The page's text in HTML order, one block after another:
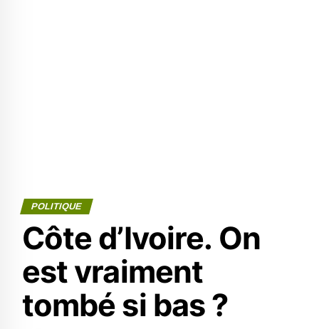
POLITIQUE
Côte d’Ivoire. On
est vraiment
tombé si bas ?